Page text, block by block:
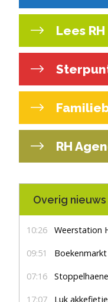
Lees
RH
Overig nieuws
10:26 Weerstation
09:51 Boekenmarkt
07:16
17:07 Luk